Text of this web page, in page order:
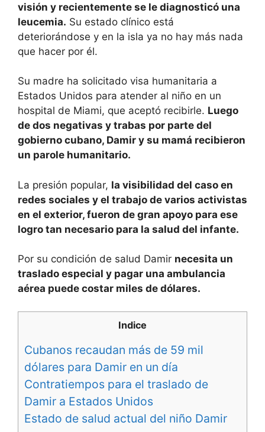
visión y recientemente se le diagnosticó una
leucemia. Su estado clínico está
deteriorándose y en la isla ya no hay más nada
que hacer por él.
Su madre ha solicitado visa humanitaria a
Estados Unidos para atender al niño en un
hospital de Miami, que aceptó recibirle. Luego
de dos negativas y trabas por parte del
gobierno cubano, Damir y su mamá recibieron
un parole humanitario.
La presión popular, la visibilidad del caso en
redes sociales y el trabajo de varios activistas
en el exterior, fueron de gran apoyo para ese
logro tan necesario para la salud del infante.
Por su condición de salud Damir necesita un
traslado especial y pagar una ambulancia
aérea puede costar miles de dólares.
Indice
Cubanos recaudan más de 59 mil
dólares para Damir en un día
Contratiempos para el traslado de
Damir a Estados Unidos
Estado de salud actual del niño Damir